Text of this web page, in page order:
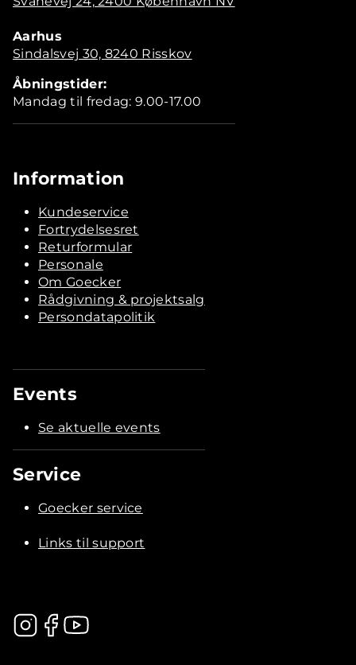
Aarhus
Sindalsvej 30, 8240 Risskov
Åbningstider:
Mandag til fredag: 9.00-17.00
Information
Kundeservice
Fortrydelsesret
Returformular
Personale
Om Goecker
Rådgivning & projektsalg
Persondatapolitik
Events
Se aktuelle events
Service
Goecker service
Links til support